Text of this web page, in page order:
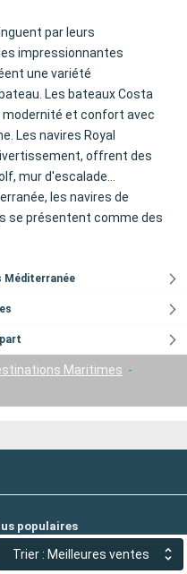
Trier : Meilleures ventes
par leurs
impressionnantes
une variété
Les bateaux Costa
modernité et confort avec
Les navires Royal
offrent des
mur d'escalade...
les navires de
se présentent comme des
Méditerranée
Maritimes
populaires
Grecques